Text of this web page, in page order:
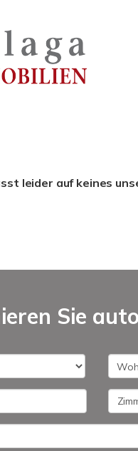
leider auf keines
Sie